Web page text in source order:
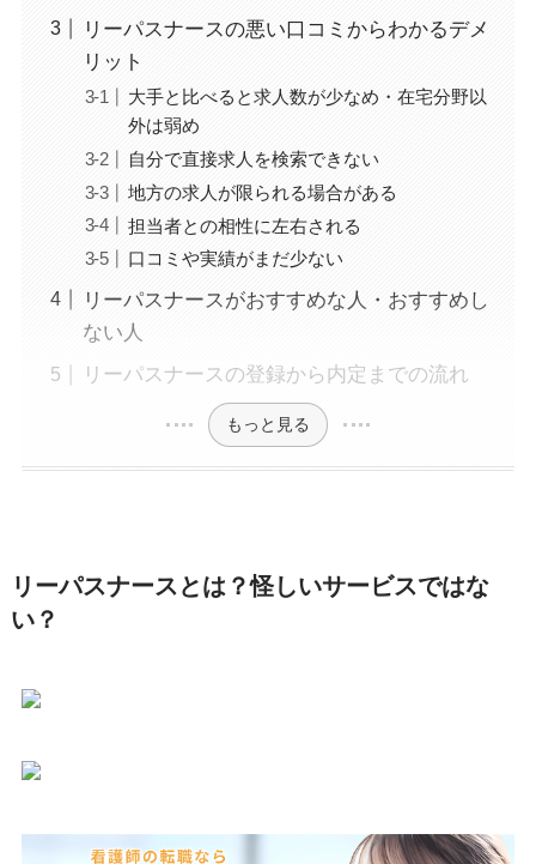
リーパスナースの悪い口コミからわかるデメ
リット
大手と比べると求人数が少なめ・在宅分野以
外は弱め
自分で直接求人を検索できない
地方の求人が限られる場合がある
担当者との相性に左右される
口コミや実績がまだ少ない
リーパスナースがおすすめな人・おすすめし
ない人
リーパスナースの登録から内定までの流れ
もっと見る
リーパスナースとは？怪しいサービスではな
い？